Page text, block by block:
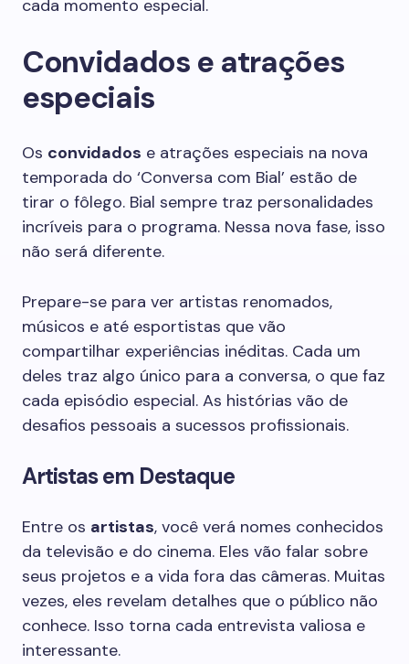
cada momento especial.
Convidados e atrações
especiais
Os convidados e atrações especiais na nova
temporada do ‘Conversa com Bial’ estão de
tirar o fôlego. Bial sempre traz personalidades
incríveis para o programa. Nessa nova fase, isso
não será diferente.
Prepare-se para ver artistas renomados,
músicos e até esportistas que vão
compartilhar experiências inéditas. Cada um
deles traz algo único para a conversa, o que faz
cada episódio especial. As histórias vão de
desafios pessoais a sucessos profissionais.
Artistas em Destaque
Entre os artistas, você verá nomes conhecidos
da televisão e do cinema. Eles vão falar sobre
seus projetos e a vida fora das câmeras. Muitas
vezes, eles revelam detalhes que o público não
conhece. Isso torna cada entrevista valiosa e
interessante.